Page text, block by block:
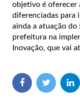
objetivo é oferecer
diferenciadas para
ainda a atuação do
prefeitura na
Inovação, que vai